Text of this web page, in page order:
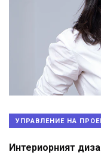
УПРАВЛЕНИЕ НА
Интериорният